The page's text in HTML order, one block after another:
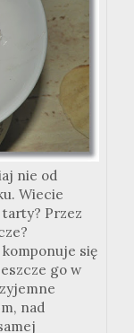
nie od
Wiecie
tarty? Przez
się
go w
nad